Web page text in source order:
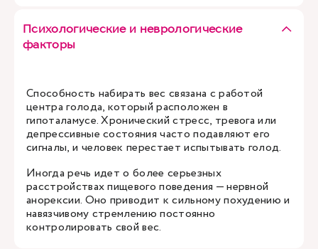
Психологические и неврологические
факторы
Способность набирать вес связана с работой
центра голода, который расположен в
гипоталамусе. Хронический стресс, тревога или
депрессивные состояния часто подавляют его
сигналы, и человек перестает испытывать голод.
Иногда речь идет о более серьезных
расстройствах пищевого поведения — нервной
анорексии. Оно приводит к сильному похудению и
навязчивому стремлению постоянно
контролировать свой вес.